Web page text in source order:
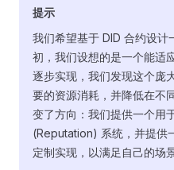
提示
我们希望基于 DID 合约设计
初，我们设想的是一个能适
逐步实现，我们发现这个庞
要的资源消耗，并降低在不
变了方向：我们提供一个用
(Reputation) 系统，并提供
定制实现，以满足自己的场